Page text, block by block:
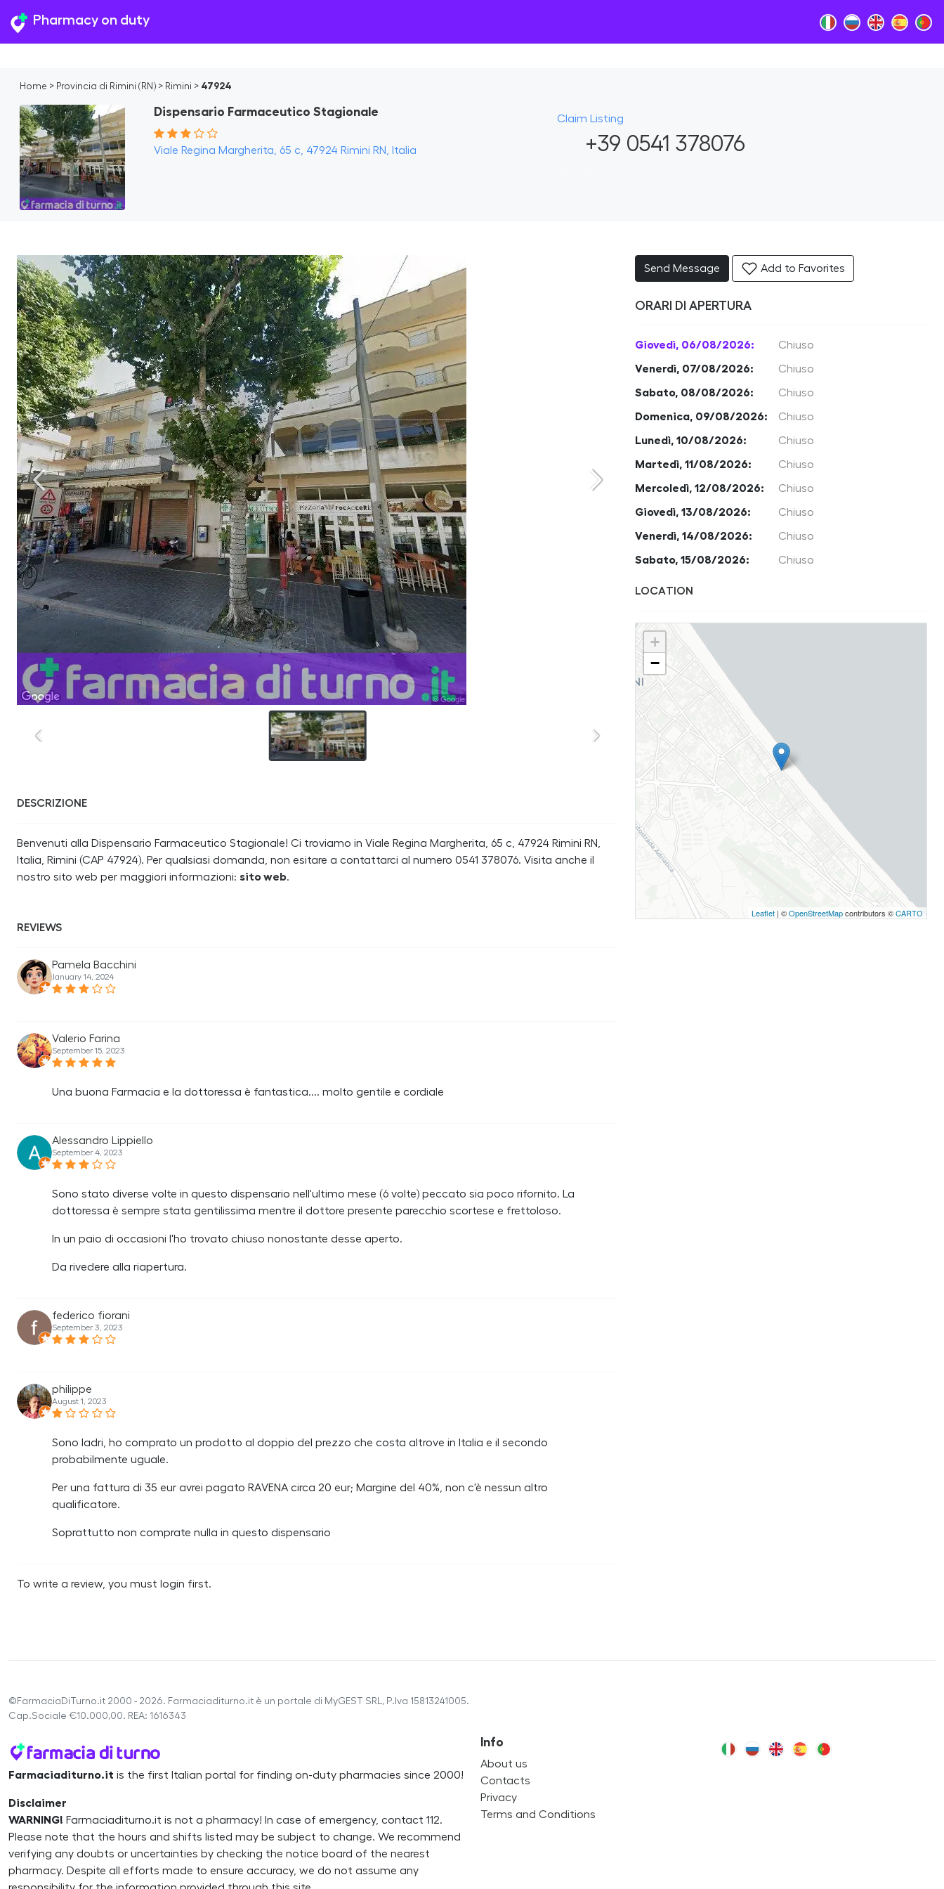
Pharmacy on duty
Home > Provincia di Rimini (RN) > Rimini > 47924
Dispensario Farmaceutico Stagionale
Viale Regina Margherita, 65 c, 47924 Rimini RN, Italia
Claim Listing
+39 0541 378076
DESCRIZIONE
Benvenuti alla Dispensario Farmaceutico Stagionale! Ci troviamo in Viale Regina Margherita, 65 c, 47924 Rimini RN,
Italia, Rimini (CAP 47924). Per qualsiasi domanda, non esitare a contattarci al numero 0541 378076. Visita anche il
nostro sito web per maggiori informazioni: sito web.
REVIEWS
Pamela Bacchini
January 14, 2024
Valerio Farina
September 15, 2023
Una buona Farmacia e la dottoressa è fantastica.... molto gentile e cordiale
Alessandro Lippiello
September 4, 2023
Sono stato diverse volte in questo dispensario nell'ultimo mese (6 volte) peccato sia poco rifornito. La
dottoressa è sempre stata gentilissima mentre il dottore presente parecchio scortese e frettoloso.
In un paio di occasioni l'ho trovato chiuso nonostante desse aperto.
Da rivedere alla riapertura.
federico fiorani
September 3, 2023
philippe
August 1, 2023
Sono ladri, ho comprato un prodotto al doppio del prezzo che costa altrove in Italia e il secondo
probabilmente uguale.
Per una fattura di 35 eur avrei pagato RAVENA circa 20 eur; Margine del 40%, non c'è nessun altro
qualificatore.
Soprattutto non comprate nulla in questo dispensario
To write a review, you must login first.
Send Message Add to Favorites
ORARI DI APERTURA
Giovedì, 06/08/2026: Chiuso
Venerdì, 07/08/2026: Chiuso
Sabato, 08/08/2026: Chiuso
Domenica, 09/08/2026: Chiuso
Lunedì, 10/08/2026: Chiuso
Martedì, 11/08/2026: Chiuso
Mercoledì, 12/08/2026: Chiuso
Giovedì, 13/08/2026: Chiuso
Venerdì, 14/08/2026: Chiuso
Sabato, 15/08/2026: Chiuso
LOCATION
+
−
Leaflet | ©OpenStreetMapcontributors ©CARTO
©FarmaciaDiTurno.it 2000 - 2026. Farmaciaditurno.it è un portale di MyGEST SRL, P.Iva 15813241005.
Cap.Sociale €10.000,00. REA: 1616343
Farmaciaditurno.it is the first Italian portal for finding on-duty pharmacies since 2000!
Disclaimer
WARNING! Farmaciaditurno.it is not a pharmacy! In case of emergency, contact 112.
Please note that the hours and shifts listed may be subject to change. We recommend
verifying any doubts or uncertainties by checking the notice board of the nearest
pharmacy. Despite all efforts made to ensure accuracy, we do not assume any
Info
About us
Contacts
Privacy
Terms and Conditions